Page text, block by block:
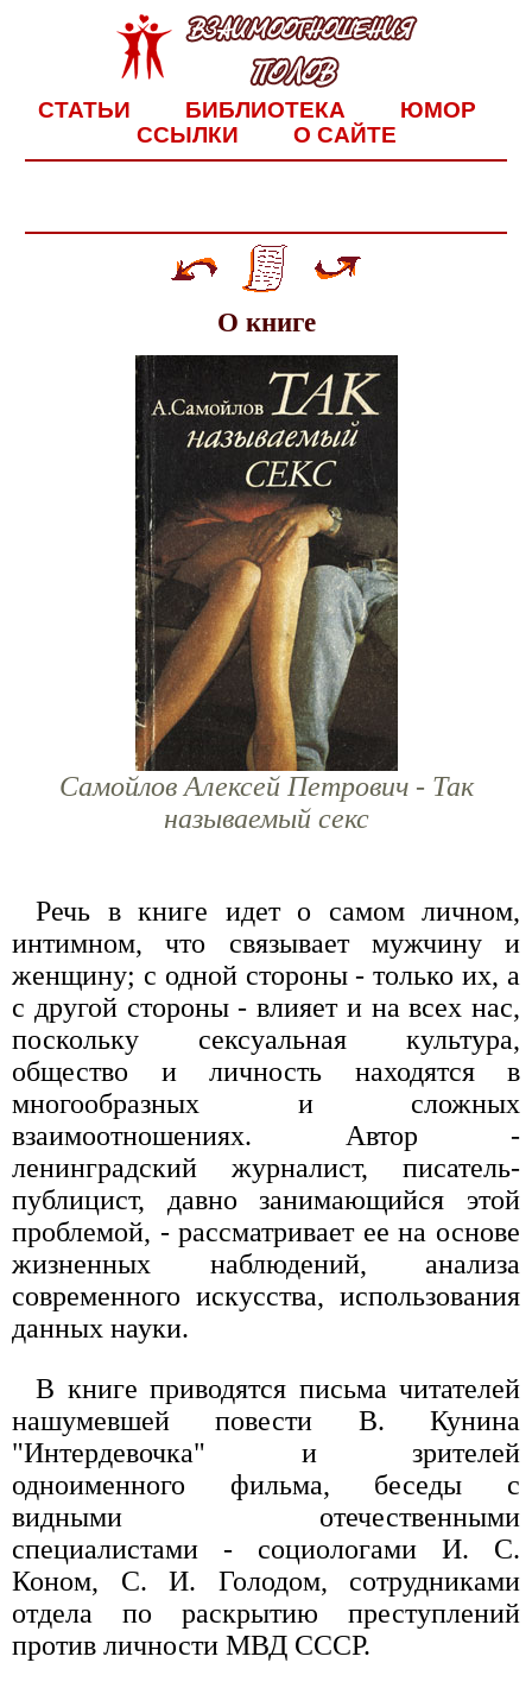
СТАТЬИ БИБЛИОТЕКА
ЮМОР
ССЫЛКИ
О САЙТЕ
О книге
Самойлов Алексей Петрович - Так
называемый секс
Речь в книге идет о самом личном,
интимном, что связывает мужчину и
женщину; с одной стороны - только их, а
с другой стороны - влияет и на всех нас,
поскольку сексуальная культура,
общество и личность находятся в
многообразных и сложных
взаимоотношениях. Автор -
ленинградский журналист, писатель-
публицист, давно занимающийся этой
проблемой, - рассматривает ее на основе
жизненных наблюдений, анализа
современного искусства, использования
данных науки.
В книге приводятся письма читателей
нашумевшей повести В. Кунина
"Интердевочка" и зрителей
одноименного фильма, беседы с
видными отечественными
специалистами - социологами И. С.
Коном, С. И. Голодом, сотрудниками
отдела по раскрытию преступлений
против личности МВД СССР.